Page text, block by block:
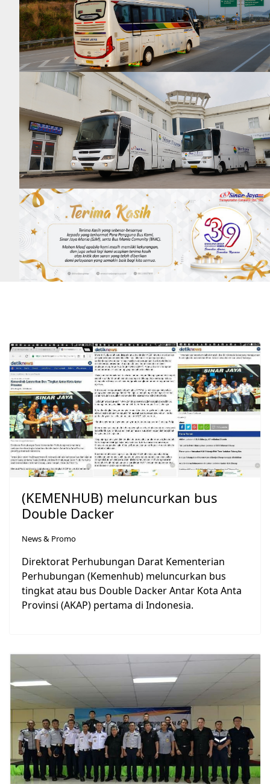
(KEMENHUB) meluncurkan bus
Double Dacker
News & Promo
Direktorat Perhubungan Darat Kementerian
Perhubungan (Kemenhub) meluncurkan bus
tingkat atau bus Double Dacker Antar Kota Anta
Provinsi (AKAP) pertama di Indonesia.